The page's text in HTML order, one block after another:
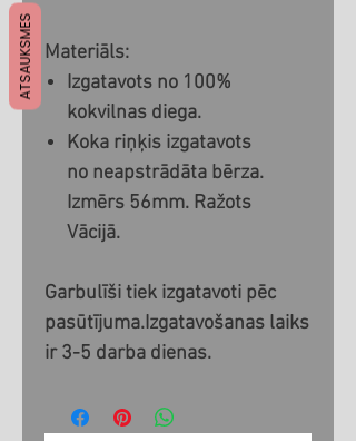
Materiāls:
Izgatavots no 100%
kokvilnas diega.
Koka riņķis izgatavots
no neapstrādāta bērza.
Izmērs 56mm. Ražots
Vācijā.
Garbulīši tiek izgatavoti pēc
pasūtījuma.Izgatavošanas laiks
ir 3-5 darba dienas.
ATSAUKSMES